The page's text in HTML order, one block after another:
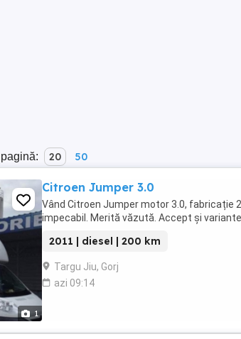
20 50
1
Citroen Jumper 3.0
Vând Citroen Jumper motor 3.0, fabricație
impecabil. Merită văzută. Accept și
2011 | diesel | 200 km
Targu Jiu, Gorj
azi 09:14